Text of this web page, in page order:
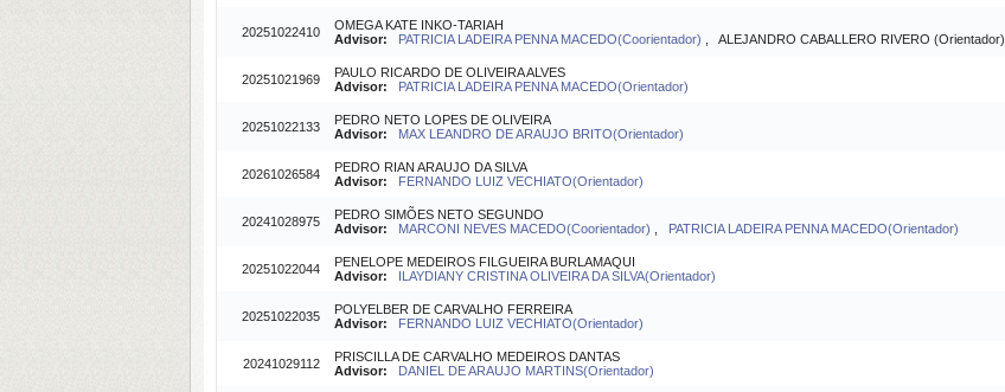
20251022410
OMEGA KATE INKO-TARIAH
Advisor:
PATRICIA LADEIRA PENNA MACEDO(Coorientador) , ALEJANDRO CABALLERO RIVERO (Orientador)
20251021969
PAULO RICARDO DE OLIVEIRA ALVES
Advisor:
PATRICIA LADEIRA PENNA MACEDO(Orientador)
20251022133
PEDRO NETO LOPES DE OLIVEIRA
Advisor:
MAX LEANDRO DE ARAUJO BRITO(Orientador)
20261026584
PEDRO RIAN ARAUJO DA SILVA
Advisor:
FERNANDO LUIZ VECHIATO(Orientador)
20241028975
PEDRO SIMÕES NETO SEGUNDO
Advisor:
MARCONI NEVES MACEDO(Coorientador) PATRICIA LADEIRA PENNA MACEDO(Orientador)
20251022044
PENELOPE MEDEIROS FILGUEIRA BURLAMAQUI
Advisor:
ILAYDIANY CRISTINA OLIVEIRA DA SILVA(Orientador)
20251022035
POLYELBER DE CARVALHO FERREIRA
Advisor:
FERNANDO LUIZ VECHIATO(Orientador)
20241029112
PRISCILLA DE CARVALHO MEDEIROS DANTAS
Advisor:
DANIEL DE ARAUJO MARTINS(Orientador)